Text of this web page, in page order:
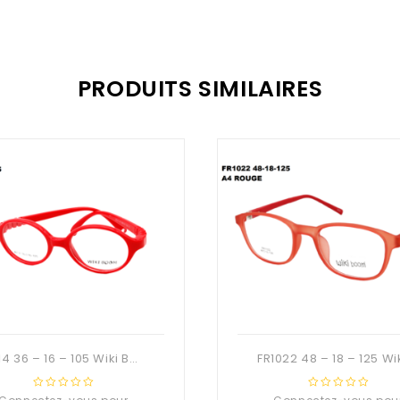
PRODUITS SIMILAIRES
8014 36 – 16 – 105 Wiki Boom